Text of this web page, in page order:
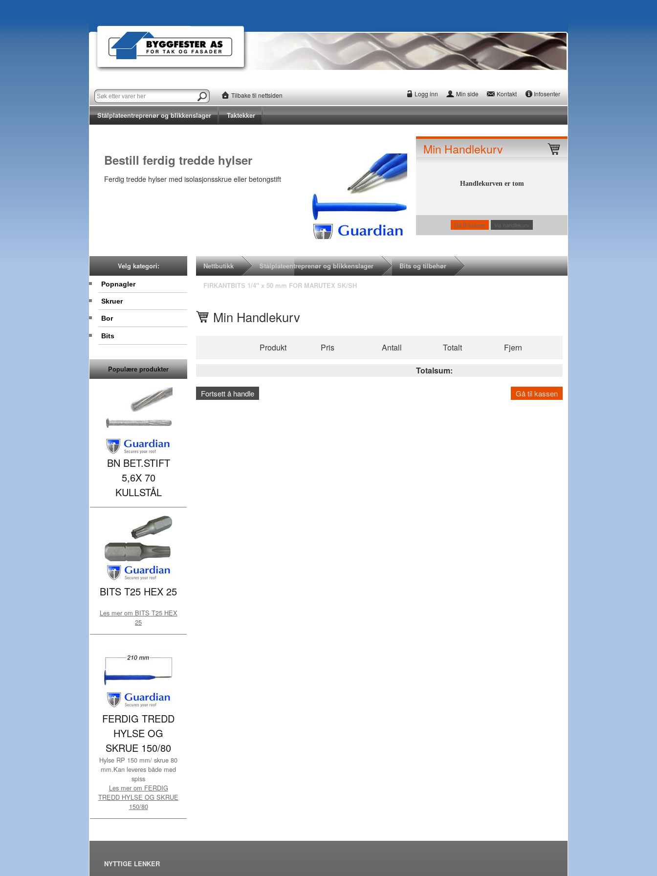
Tilbake til nettsiden Logg inn Min side Kontakt Infosenter
Stålplateentreprenør og blikkenslager Taktekker
Min Handlekurv
Handlekurven er tom
Gå til kassen Vis handlekurv
Bestill ferdig tredde hylser
Ferdig tredde hylser med isolasjonsskrue eller betongstift
Velg kategori:
Popnagler
Skruer
Bor
Bits
Populære produkter
BN BET.STIFT
5,6X 70
KULLSTÅL
BITS T25 HEX 25
Les mer om BITS T25 HEX
25
FERDIG TREDD
HYLSE OG
SKRUE 150/80
Hylse RP 150 mm/ skrue 80
mm.Kan leveres både med
spiss
Les mer om FERDIG
TREDD HYLSE OG SKRUE
150/80
Nettbutikk Stålplateentreprenør og blikkenslager Bits og tilbehør
FIRKANTBITS 1/4" x 50 mm FOR MARUTEX SK/SH
Min Handlekurv
Produkt Pris Antall Totalt Fjern
Totalsum:
Fortsett å handle Gå til kassen
NYTTIGE LENKER